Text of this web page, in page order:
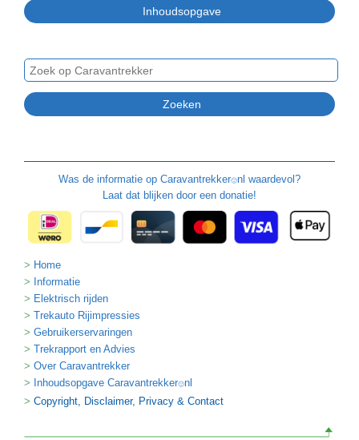
Was de informatie op Caravantrekker🙂nl waardevol?
Laat dat blijken door een donatie!
Home
Informatie
Elektrisch rijden
Trekauto Rijimpressies
Gebruikerservaringen
Trekrapport en Advies
Over Caravantrekker
Inhoudsopgave Caravantrekker🙂nl
Copyright, Disclaimer, Privacy & Contact